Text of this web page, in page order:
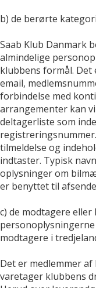
b) de berørte
Saab Klub Danmark
almindelige
klubbens formål. Det
email,
forbindelse med
arrangementer kan
deltagerliste som
tilmeldelse og
indtaster. Typisk
oplysninger om
er benyttet til
c) de modtagere
modtagere i
Det er medlemmer
varetager klubbens